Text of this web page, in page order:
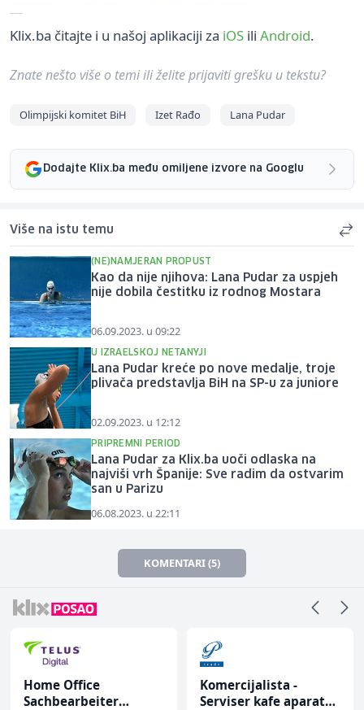
Klix.ba čitajte i u našoj aplikaciji za iOS ili Android.
Znate nešto više o temi ili želite prijaviti grešku u tekstu?
Olimpijski komitet BiH Izet Rađo Lana Pudar
Dodajte Klix.ba među omiljene izvore na Googlu
Više na istu temu
(NE)NAMJERAN PROPUST
Kao da nije njihova: Lana Pudar za uspjeh
nije dobila čestitku iz rodnog Mostara
06.09.2023. u 09:22
U IZRAELSKOJ NETANYJI
Lana Pudar kreće po nove medalje, troje
plivača predstavlja BiH na SP-u za juniore
02.09.2023. u 12:12
PRIPREMNI PERIOD
Lana Pudar za Klix.ba uoči odlaska na
najviši vrh Španije: Sve radim da ostvarim
san u Parizu
06.08.2023. u 22:11
KOMENTARI (5)
Home Office
Sachbearbeiter
Komercijalista -
Serviser kafe aparata